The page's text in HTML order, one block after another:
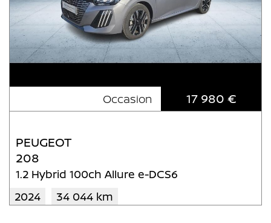
Occasion 17 980 €
PEUGEOT
208
1.2 Hybrid 100ch Allure e-DCS6
2024
34 044 km